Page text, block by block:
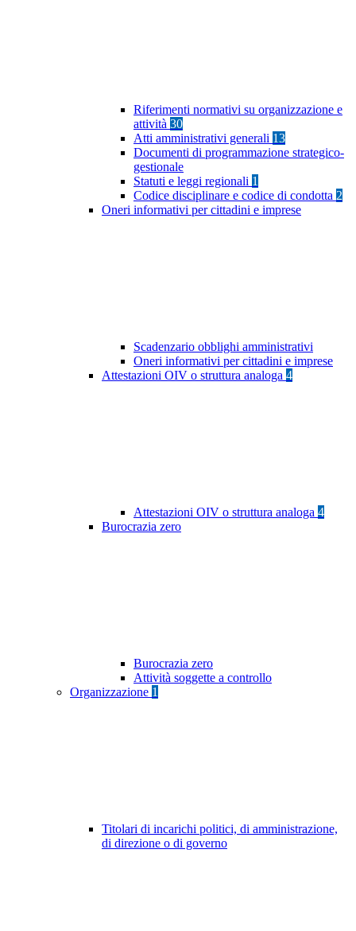
Riferimenti normativi su organizzazione e
attività 30
Atti amministrativi generali 13
Documenti di programmazione strategico-
gestionale
Statuti e leggi regionali 1
Codice disciplinare e codice di condotta 2
Oneri informativi per cittadini e imprese
Scadenzario obblighi amministrativi
Oneri informativi per cittadini e imprese
Attestazioni OIV o struttura analoga 4
Attestazioni OIV o struttura analoga 4
Burocrazia zero
Burocrazia zero
Attività soggette a controllo
Organizzazione 1
Titolari di incarichi politici, di amministrazione,
di direzione o di governo